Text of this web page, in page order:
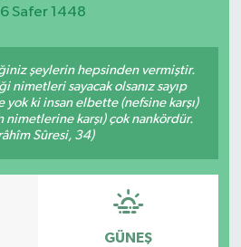
Safer 1448
şeylerin hepsinden vermiştir.
nimetleri sayacak olsanız sayıp
ki insan elbette (nefsine karşı)
karşı) çok nankördür.
Sûresi, 34)
GÜNEŞ